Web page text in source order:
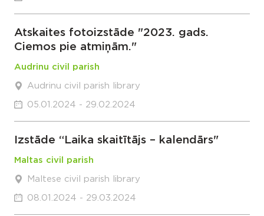
Atskaites fotoizstāde "2023. gads.
Ciemos pie atmiņām."
Audrinu civil parish
Audrinu civil parish library
05.01.2024 - 29.02.2024
Izstāde “Laika skaitītājs – kalendārs"
Maltas civil parish
Maltese civil parish library
08.01.2024 - 29.03.2024